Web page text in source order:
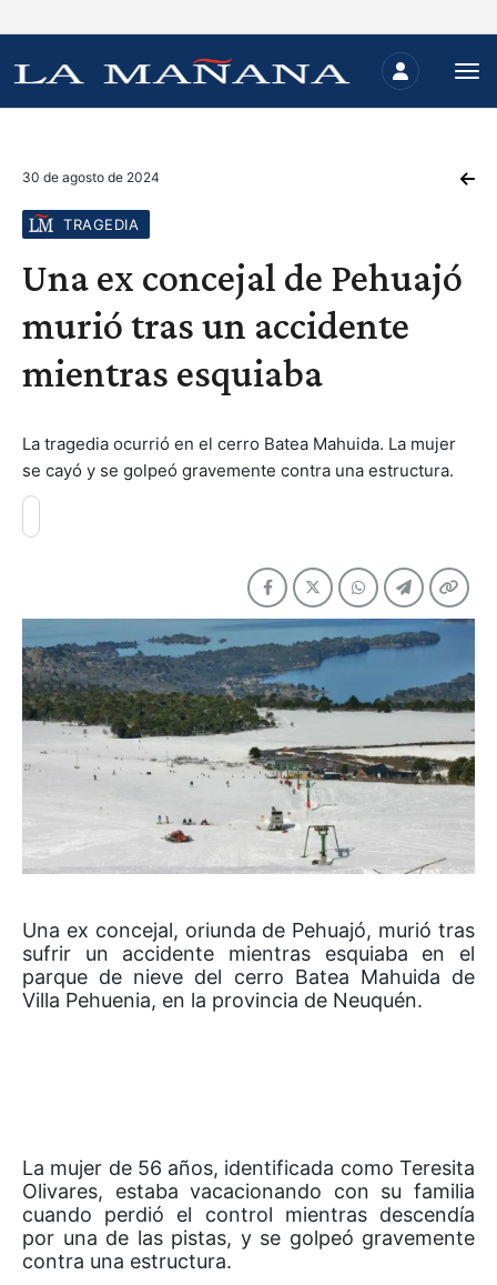
30 de agosto de 2024
TRAGEDIA
Una ex concejal de Pehuajó
murió tras un accidente
mientras esquiaba
La tragedia ocurrió en el cerro Batea Mahuida. La mujer
se cayó y se golpeó gravemente contra una estructura.
Una ex concejal, oriunda de Pehuajó, murió tras
sufrir un accidente mientras esquiaba en el
parque de nieve del cerro Batea Mahuida de
Villa Pehuenia, en la provincia de Neuquén.
La mujer de 56 años, identificada como Teresita
Olivares, estaba vacacionando con su familia
cuando perdió el control mientras descendía
por una de las pistas, y se golpeó gravemente
contra una estructura.